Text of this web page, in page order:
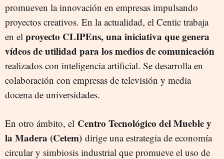
promueven la innovación en empresas impulsando
proyectos creativos. En la actualidad, el Centic trabaja
en el proyecto CLIPEns, una iniciativa que genera
vídeos de utilidad para los medios de comunicación
realizados con inteligencia artificial. Se desarrolla en
colaboración con empresas de televisión y media
docena de universidades.
En otro ámbito, el Centro Tecnológico del Mueble y
la Madera (Cetem) dirige una estrategia de economía
circular y simbiosis industrial que promueve el uso de